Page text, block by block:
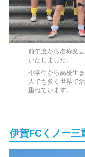
前年度から名称変
いたしました。
小学生から高校生
人でも多く世界で
重ねています。
伊賀FCくノ一三